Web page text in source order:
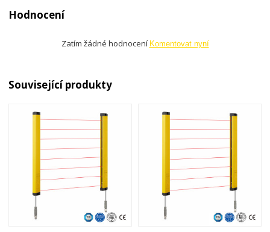
Hodnocení
Zatím žádné hodnocení Komentovat nyní
Související produkty